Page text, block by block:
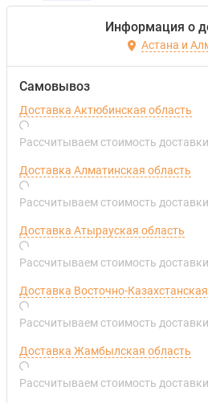
Информация о
Астана и
Самовывоз
Доставка Актюбинская область
Рассчитываем стоимость
Доставка Алматинская область
Рассчитываем стоимость
Доставка Атырауская область
Рассчитываем стоимость
Доставка Восточно-
Рассчитываем стоимость
Доставка Жамбылская область
Рассчитываем стоимость